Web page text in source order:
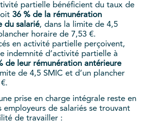
partielle bénéficient du taux de
36 % de la rémunération
du salarié, dans la limite de 4,5
horaire de 7,53 €.
en activité partielle perçoivent,
indemnité d’activité partielle à
de leur rémunération antérieure
de 4,5 SMIC et d’un plancher
prise en charge intégrale reste en
employeurs de salariés se trouvant
de travailler :